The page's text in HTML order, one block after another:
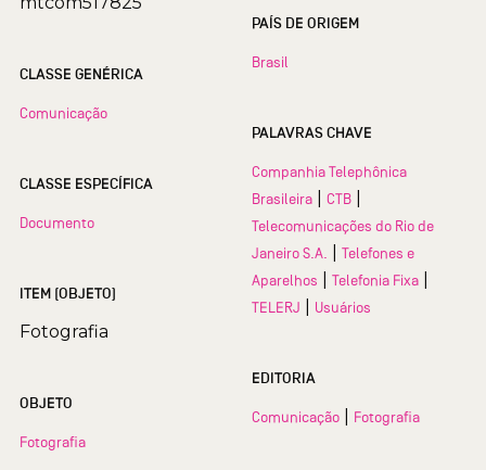
CLASSE GENÉRICA
Comunicação
CLASSE ESPECÍFICA
Documento
ITEM (OBJETO)
Fotografia
OBJETO
Fotografia
PAÍS DE ORIGEM
Brasil
PALAVRAS CHAVE
Companhia Telephônica
Brasileira
CTB
Telecomunicações do Rio de
Janeiro S.A.
Telefones e
Aparelhos
Telefonia Fixa
TELERJ Usuários
EDITORIA
Comunicação Fotografia